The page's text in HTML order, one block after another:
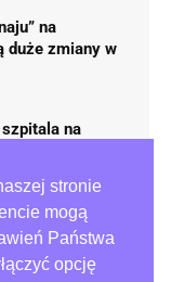
stronie
mogą
Państwa
opcję
na
duże zmiany w
na